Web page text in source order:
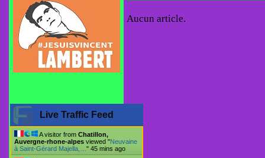
Live Traffic Feed
A visitor from Chatillon,
Auvergne-rhone-alpes viewed "Neuvaine
à Saint-Gérard Majella,… " 45 mins ago
Aucun article.